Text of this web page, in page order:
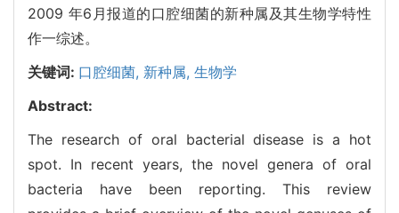
2009 年6月报道的口腔细菌的新种属及其生物学特性
作一综述。
关键词: 口腔细菌, 新种属, 生物学
Abstract:
The research of oral bacterial disease is a hot
spot. In recent years, the novel genera of oral
bacteria have been reporting. This review